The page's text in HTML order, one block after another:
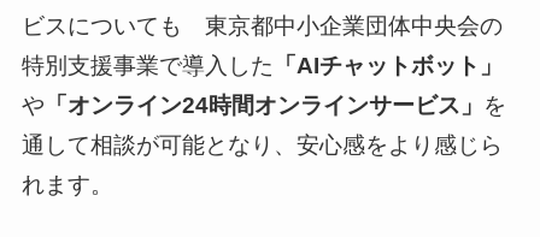
ビスについても 東京都中小企業団体中央会の
特別支援事業で導入した 「AIチャットボット」
や 「オンライン24時間オンラインサービス」 を
通して相談が可能となり、安心感をより感じら
れます。